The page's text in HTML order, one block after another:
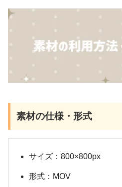
素材の仕様・形式
サイズ：800×800px
形式：MOV